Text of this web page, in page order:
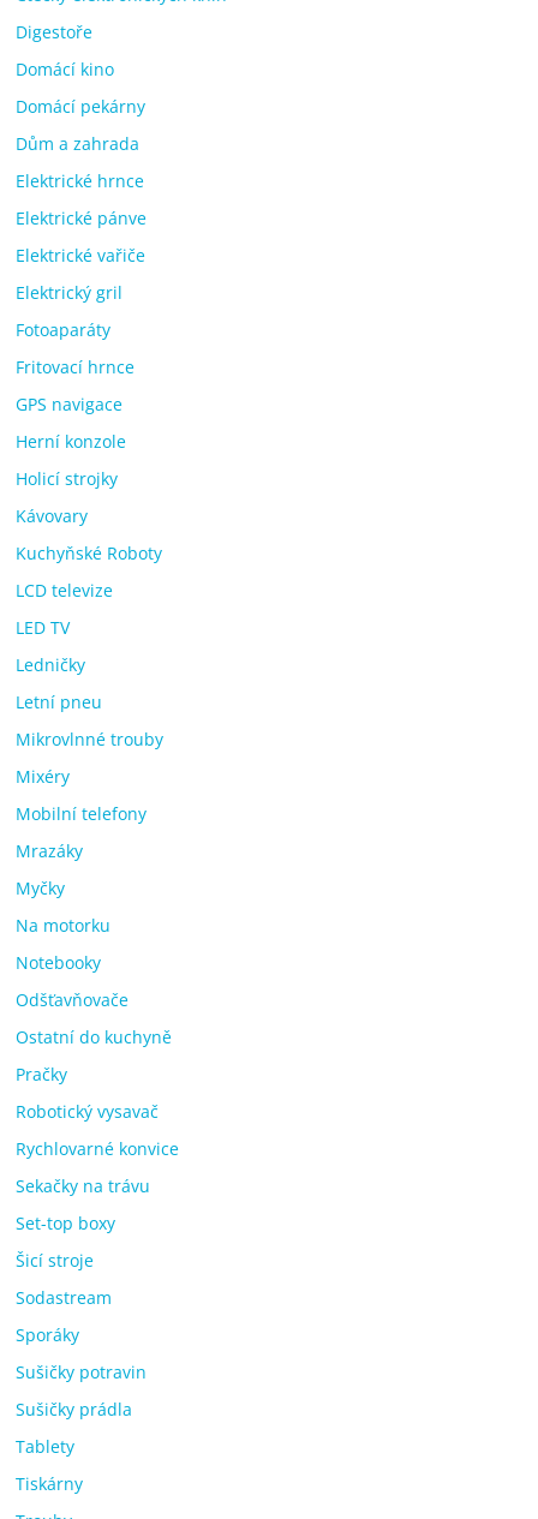
Digestoře
Domácí kino
Domácí pekárny
Dům a zahrada
Elektrické hrnce
Elektrické pánve
Elektrické vařiče
Elektrický gril
Fotoaparáty
Fritovací hrnce
GPS navigace
Herní konzole
Holicí strojky
Kávovary
Kuchyňské Roboty
LCD televize
LED TV
Ledničky
Letní pneu
Mikrovlnné trouby
Mixéry
Mobilní telefony
Mrazáky
Myčky
Na motorku
Notebooky
Odšťavňovače
Ostatní do kuchyně
Pračky
Robotický vysavač
Rychlovarné konvice
Sekačky na trávu
Set-top boxy
Šicí stroje
Sodastream
Sporáky
Sušičky potravin
Sušičky prádla
Tablety
Tiskárny